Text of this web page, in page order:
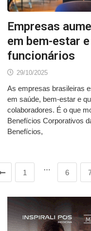
Empresas
em bem-estar
funcionários
29/10/2025
As empresas brasileiras
em saúde, bem-estar e
colaboradores. É o que
Benefícios Corporativos
Benefícios,
1
…
6